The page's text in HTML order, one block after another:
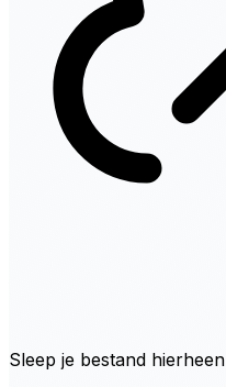
Sleep je bestand hierheen